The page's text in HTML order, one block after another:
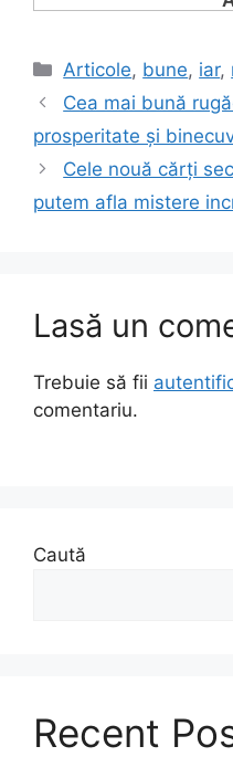
Categorii
Articole, bune, iar,
Cea mai bună
prosperitate și
Cele nouă cărţi
putem afla mistere
Lasă un
Trebuie să fii
comentariu.
Caută
Recent